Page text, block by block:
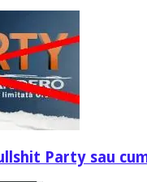
Party sau